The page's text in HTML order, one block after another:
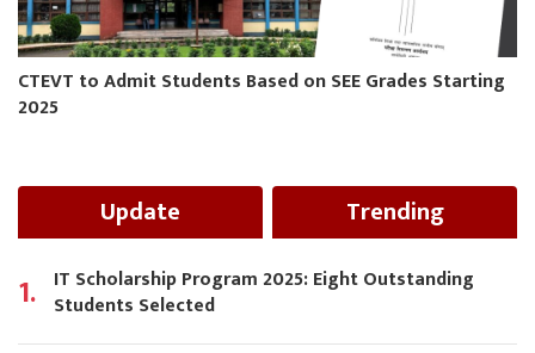
CTEVT to Admit Students Based on SEE Grades Starting
2025
Update Trending
1. IT Scholarship Program 2025: Eight Outstanding
Students Selected